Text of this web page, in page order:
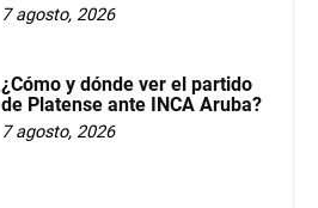
7 agosto, 2026
¿Cómo y dónde ver el partido
de Platense ante INCA Aruba?
7 agosto, 2026